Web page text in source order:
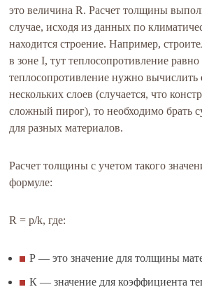
это величина R. Расчет толщины
случае, исходя из данных по
находится строение. Например,
в зоне I, тут теплосопротивление
теплосопротивление нужно вычислить
нескольких слоев (случается, что
сложный пирог), то необходимо брать
для разных материалов.
Расчет толщины с учетом такого
формуле:
R = p/k, где:
Р — это значение для толщины
К — значение для коэффициента